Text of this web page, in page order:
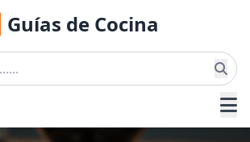
Guías de Cocina